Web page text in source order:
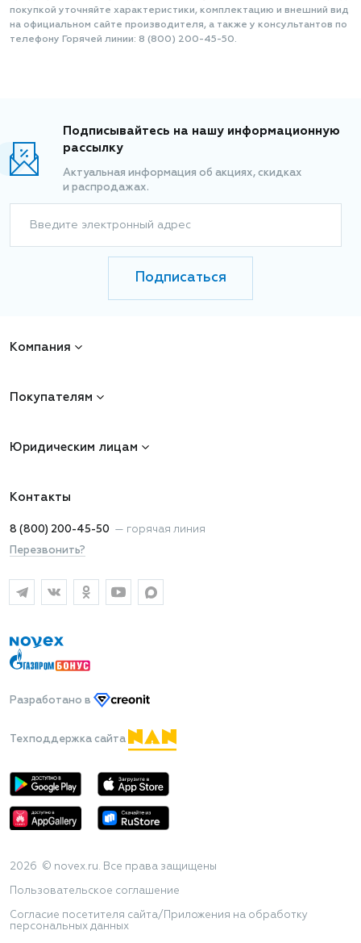
покупкой уточняйте характеристики, комплектацию и внешний вид
на официальном сайте производителя, а также у консультантов по
телефону Горячей линии: 8 (800) 200-45-50.
Подписывайтесь на нашу информационную
рассылку
Актуальная информация об акциях, скидках
и распродажах.
Введите электронный адрес
Подписаться
Компания
Покупателям
Юридическим лицам
Контакты
8 (800) 200-45-50 — горячая линия
Перезвонить?
Разработано в
Техподдержка сайта
2026 © novex.ru. Все права защищены
Пользовательское соглашение
Согласие посетителя сайта/Приложения на обработку
персональных данных